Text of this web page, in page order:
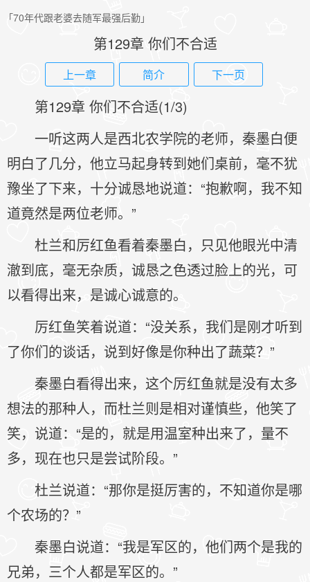
「70年代跟老婆去随军最强后勤」
第129章 你们不合适
上一章 简介 下一页
第129章 你们不合适(1/3)
一听这两人是西北农学院的老师，秦墨白便
明白了几分，他立马起身转到她们桌前，毫不犹
豫坐了下来，十分诚恳地说道：“抱歉啊，我不知
道竟然是两位老师。”
杜兰和厉红鱼看着秦墨白，只见他眼光中清
澈到底，毫无杂质，诚恳之色透过脸上的光，可
以看得出来，是诚心诚意的。
厉红鱼笑着说道：“没关系，我们是刚才听到
了你们的谈话，说到好像是你种出了蔬菜？”
秦墨白看得出来，这个厉红鱼就是没有太多
想法的那种人，而杜兰则是相对谨慎些，他笑了
笑，说道：“是的，就是用温室种出来了，量不
多，现在也只是尝试阶段。”
杜兰说道：“那你是挺厉害的，不知道你是哪
个农场的？”
秦墨白说道：“我是军区的，他们两个是我的
兄弟，三个人都是军区的。”